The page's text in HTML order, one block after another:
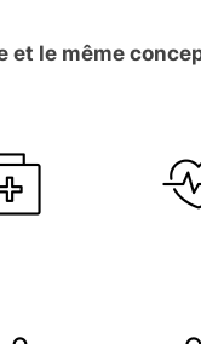
et le même